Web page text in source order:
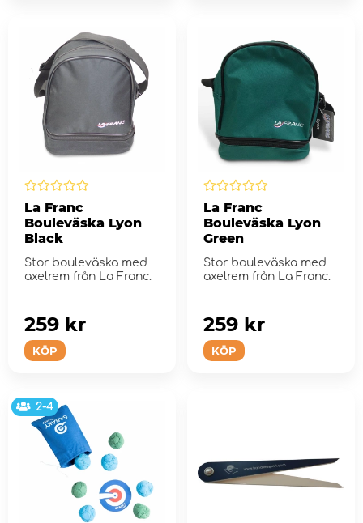
La Franc
Bouleväska Lyon
Black
Stor bouleväska med
axelrem från La Franc.
KÖP
259 kr
La Franc
Bouleväska Lyon
Green
Stor bouleväska med
axelrem från La Franc.
KÖP
259 kr
2-4